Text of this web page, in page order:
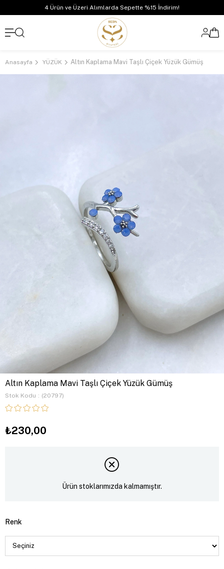
4 Ürün ve Üzeri Alımlarda Sepette %15 İndirim!
Anasayfa YÜZÜK Altın Kaplama Mavi Taşlı Çiçek Yüzük Gümüş
Altın Kaplama Mavi Taşlı Çiçek Yüzük Gümüş
Stok Kodu (20797)
₺230,00
Ürün stoklarımızda kalmamıştır.
Renk